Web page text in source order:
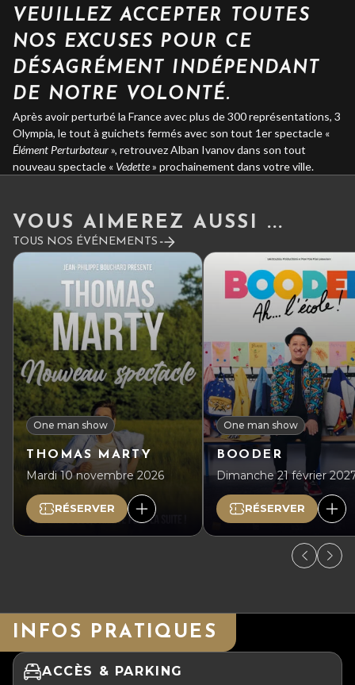
VEUILLEZ ACCEPTER TOUTES
NOS EXCUSES POUR CE
DÉSAGRÉMENT INDÉPENDANT
DE NOTRE VOLONTÉ.
Après avoir perturbé la France avec plus de 300 représentations, 3
Olympia, le tout à guichets fermés avec son tout 1er spectacle «
Élément Perturbateur», retrouvez Alban Ivanov dans son tout
nouveau spectacle « Vedette» prochainement dans votre ville.
VOUS AIMEREZ AUSSI ...
TOUS NOS ÉVÉNEMENTS
One man show
THOMAS MARTY
Mardi 10 novembre 2026
RÉSERVER
One man show
BOODER
Dimanche 21 février
RÉSERVER
INFOS PRATIQUES
ACCÈS & PARKING